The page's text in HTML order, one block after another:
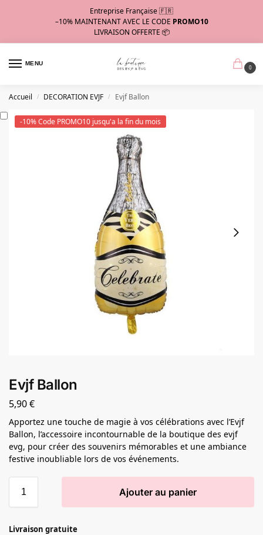
Entreprise Française 🇫🇷
–10% MAINTENANT AVEC LE CODE PROMO10
LIVRAISON OFFERTE 📦
MENU
0
Accueil / DECORATION EVJF / Evjf Ballon
-10% Code PROMO10 jusqu'a la fin du mois
Evjf Ballon
5,90€
Apportez une touche de magie à vos célébrations avec l’Evjf
Ballon, l’accessoire incontournable de la boutique des evjf
evg, pour créer des souvenirs mémorables et une ambiance
festive inoubliable lors de vos événements.
Ajouter au panier
Livraison gratuite